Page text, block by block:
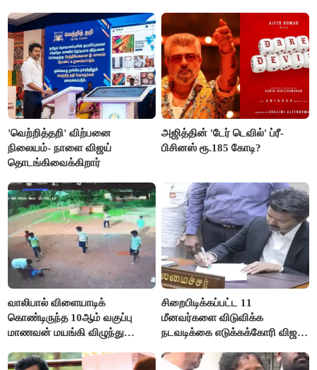
'வெற்றித்தறி' விற்பனை
நிலையம்- நாளை விஜய்
தொடங்கிவைக்கிறார்
அஜித்தின் 'டேர் டெவில்' ப்ரீ-
பிசினஸ் ரூ.185 கோடி?
வாலிபால் விளையாடிக்
கொண்டிருந்த 10ஆம் வகுப்பு
மாணவன் மயங்கி விழுந்து
சிறைபிடிக்கப்பட்ட 11
மீனவர்களை விடுவிக்க
நடவடிக்கை எடுக்கக்கோரி விஜய்